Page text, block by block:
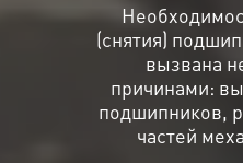
(снятия)
вызвана
причинами:
подшипников,
частей